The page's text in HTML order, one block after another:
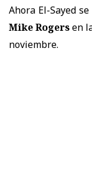
Ahora El-Sayed
Mike Rogersen
noviembre.